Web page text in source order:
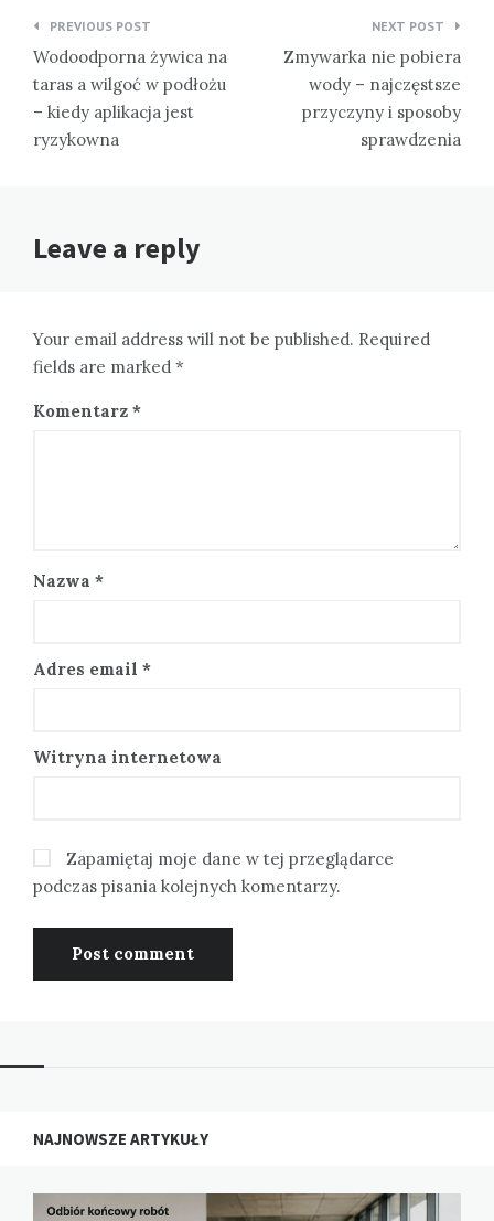
Nawigacja
wpisu
PREVIOUS POST
Wodoodporna żywica na
taras a wilgoć w podłożu
– kiedy aplikacja jest
ryzykowna
NEXT POST
Zmywarka nie pobiera
wody – najczęstsze
przyczyny i sposoby
sprawdzenia
Leave a reply
Your email address will not be published. Required
fields are marked *
Komentarz *
Nazwa *
Adres email *
Witryna internetowa
Zapamiętaj moje dane w tej przeglądarce
podczas pisania kolejnych komentarzy.
NAJNOWSZE ARTYKUŁY